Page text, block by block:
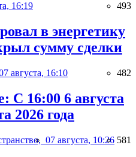
16:19 493
в энергетику
сумму сделки
августа, 16:10 482
С 16:00 6 августа
2026 года
07 августа, 10:26 581